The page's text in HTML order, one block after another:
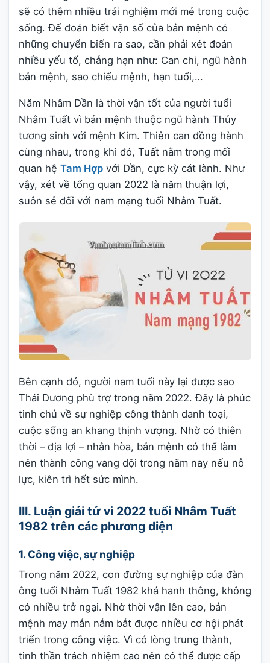
sẽ có thêm nhiều trải nghiệm mới mẻ trong cuộc
sống. Để đoán biết vận số của bản mệnh có
những chuyển biến ra sao, cần phải xét đoán
nhiều yếu tố, chẳng hạn như: Can chi, ngũ hành
bản mệnh, sao chiếu mệnh, hạn tuổi,…
Năm Nhâm Dần là thời vận tốt của người tuổi
Nhâm Tuất vì bản mệnh thuộc ngũ hành Thủy
tương sinh với mệnh Kim. Thiên can đồng hành
cùng nhau, trong khi đó, Tuất nằm trong mối
quan hệ Tam Hợp với Dần, cực kỳ cát lành. Như
vậy, xét về tổng quan 2022 là năm thuận lợi,
suôn sẻ đối với nam mạng tuổi Nhâm Tuất.
Bên cạnh đó, người nam tuổi này lại được sao
Thái Dương phù trợ trong năm 2022. Đây là phúc
tinh chủ về sự nghiệp công thành danh toại,
cuộc sống an khang thịnh vượng. Nhờ có thiên
thời – địa lợi – nhân hòa, bản mệnh có thể làm
nên thành công vang dội trong năm nay nếu nỗ
lực, kiên trì hết sức mình.
III. Luận giải tử vi 2022 tuổi Nhâm Tuất
1982 trên các phương diện
1. Công việc, sự nghiệp
Trong năm 2022, con đường sự nghiệp của đàn
ông tuổi Nhâm Tuất 1982 khá hanh thông, không
có nhiều trở ngại. Nhờ thời vận lên cao, bản
mệnh may mắn nắm bắt được nhiều cơ hội phát
triển trong công việc. Vì có lòng trung thành,
tinh thần trách nhiệm cao nên có thể được cấp